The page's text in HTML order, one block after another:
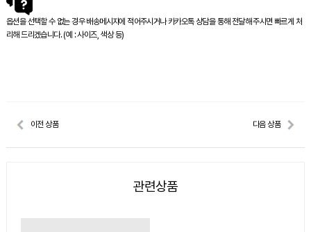
옵션을 선택할 수 없는 경우 배송메시지에 적어주시거나 카카오톡 상담을 통해 전달해 주시면 빠르게 처
리해 드리겠습니다. (예 : 사이즈, 색상 등)
이전 상품 다음 상품
관련상품